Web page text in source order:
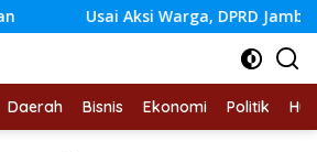
Usai Aksi Warga, DPRD Jambi Siapkan
Daerah Bisnis Ekonomi Politik